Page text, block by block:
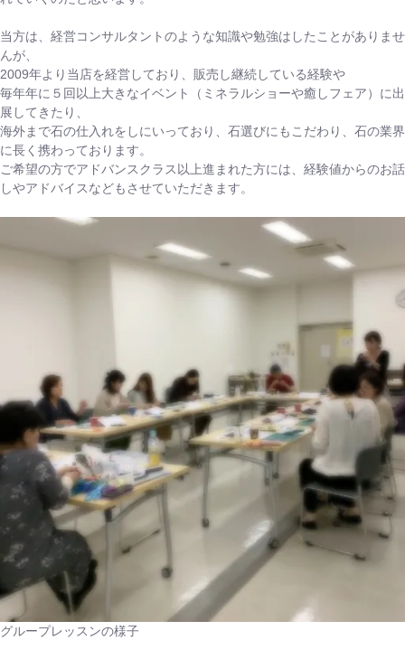
当方は、経営コンサルタントのような知識や勉強はしたことがありませ
んが、
2009年より当店を経営しており、販売し継続している経験や
毎年年に５回以上大きなイベント（ミネラルショーや癒しフェア）に出
展してきたり、
海外まで石の仕入れをしにいっており、石選びにもこだわり、石の業界
に長く携わっております。
ご希望の方でアドバンスクラス以上進まれた方には、経験値からのお話
しやアドバイスなどもさせていただきます。
グループレッスンの様子